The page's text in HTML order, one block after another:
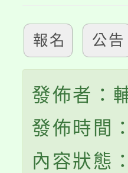
報名 公告
發佈者：
發佈時間
內容狀態